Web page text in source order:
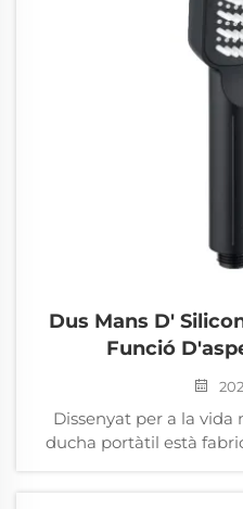
Dus Mans D'
Funció
Dissenyat per a la vida
ducha portàtil està